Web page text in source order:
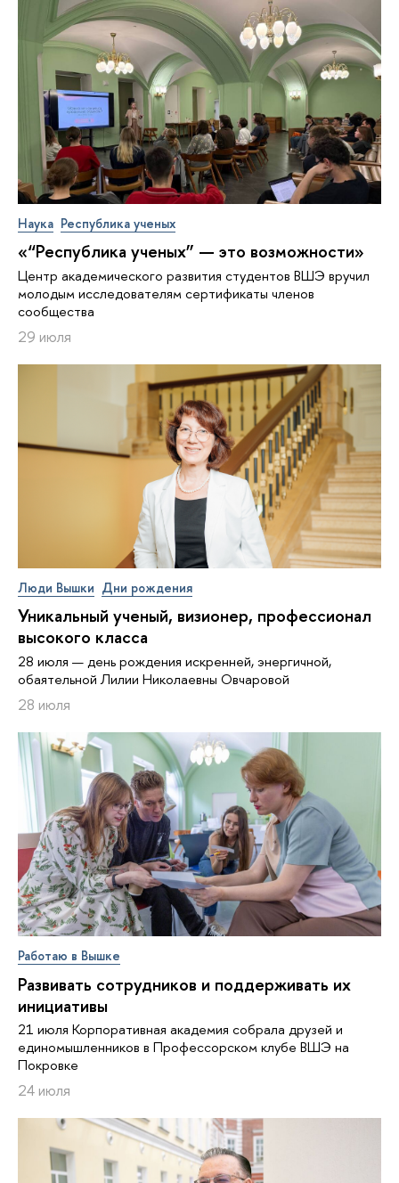
Наука Республика ученых
«“Республика ученых” — это возможности»
Центр академического развития студентов ВШЭ вручил
молодым исследователям сертификаты членов
сообщества
29 июля
Люди Вышки Дни рождения
Уникальный ученый, визионер, про­фес­си­о­нал
высокого класса
28 июля — день рождения искренней, энергичной,
обаятельной Лилии Николаевны Овчаровой
28 июля
Работаю в Вышке
Развивать сотрудников и поддерживать их
инициативы
21 июля Корпоративная академия собрала друзей и
единомышленников в Профессорском клубе ВШЭ на
Покровке
24 июля